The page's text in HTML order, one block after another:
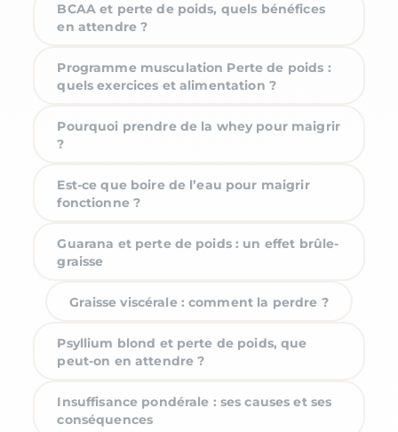
BCAA et perte de poids, quels bénéfices
en attendre ?
Programme musculation Perte de poids :
quels exercices et alimentation ?
Pourquoi prendre de la whey pour maigrir
?
Est-ce que boire de l’eau pour maigrir
fonctionne ?
Guarana et perte de poids : un effet brûle-
graisse
Graisse viscérale : comment la perdre ?
Psyllium blond et perte de poids, que
peut-on en attendre ?
Insuffisance pondérale : ses causes et ses
conséquences